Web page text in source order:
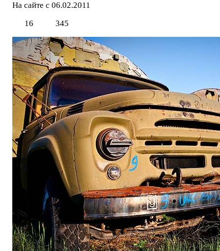
На сайте с 06.02.2011
16
345